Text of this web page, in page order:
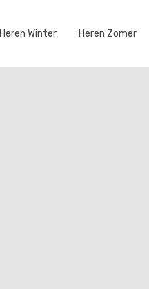
Heren Winter Heren Zomer